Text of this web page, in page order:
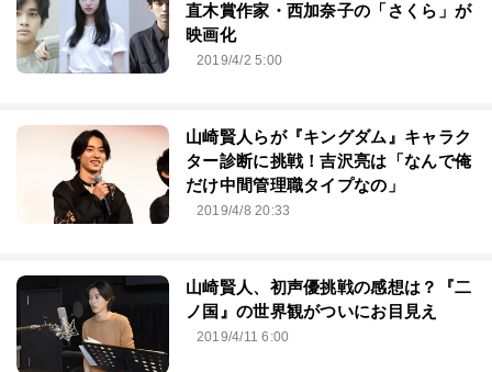
直木賞作家・西加奈子の「さくら」が
映画化
2019/4/2 5:00
山崎賢人らが『キングダム』キャラク
ター診断に挑戦！吉沢亮は「なんで俺
だけ中間管理職タイプなの」
2019/4/8 20:33
山崎賢人、初声優挑戦の感想は？『二
ノ国』の世界観がついにお目見え
2019/4/11 6:00